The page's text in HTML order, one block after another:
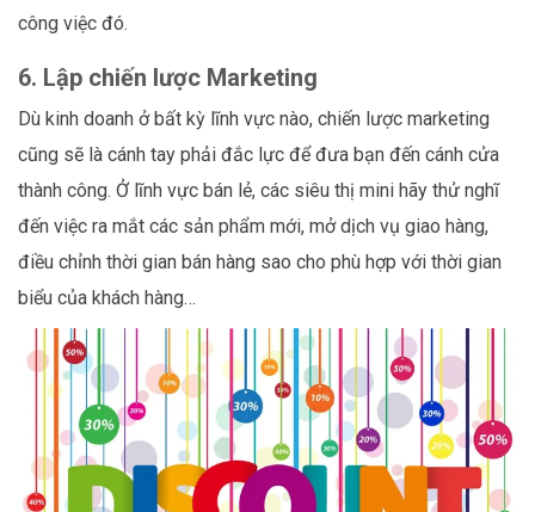
công việc đó.
6. Lập chiến lược Marketing
Dù kinh doanh ở bất kỳ lĩnh vực nào, chiến lược marketing
cũng sẽ là cánh tay phải đắc lực để đưa bạn đến cánh cửa
thành công. Ở lĩnh vực bán lẻ, các siêu thị mini hãy thử nghĩ
đến việc ra mắt các sản phẩm mới, mở dịch vụ giao hàng,
điều chỉnh thời gian bán hàng sao cho phù hợp với thời gian
biểu của khách hàng…